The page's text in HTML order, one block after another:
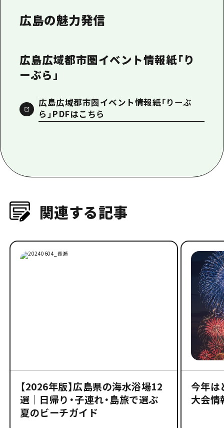
広島の魅力発信
広島広域都市圏イベント情報紙「り
ーぶら」
広島広域都市圏イベント情報紙「りーぶ
ら」PDFはこちら
関連する記事
【2026年版】広島県の海水浴場12
選｜日帰り・子連れ・島旅で選ぶ
夏のビーチガイド
今年は
大会情